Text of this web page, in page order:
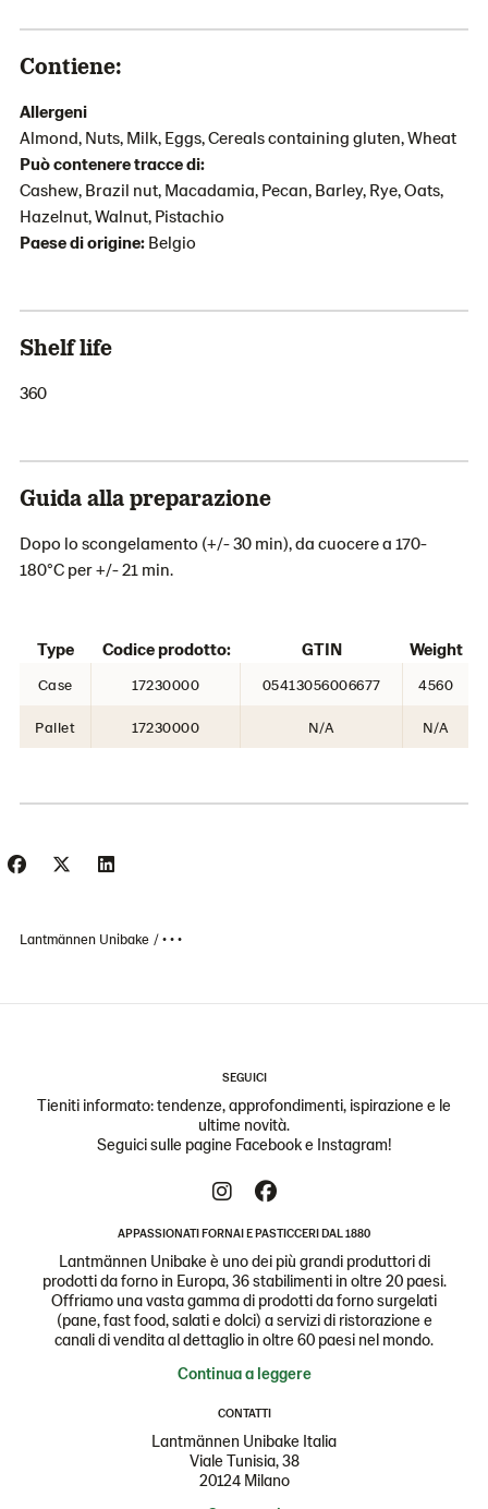
Contiene:
Allergeni
Almond, Nuts, Milk, Eggs, Cereals containing gluten, Wheat
Può contenere tracce di:
Cashew, Brazil nut, Macadamia, Pecan, Barley, Rye, Oats,
Hazelnut, Walnut, Pistachio
Paese di origine: Belgio
Shelf life
360
Guida alla preparazione
Dopo lo scongelamento (+/- 30 min), da cuocere a 170-
180°C per +/- 21 min.
Type Codice prodotto: GTIN Weight
Case 17230000 05413056006677 4560
Pallet 17230000 N/A N/A
Lantmännen Unibake • • •
SEGUICI
Tieniti informato: tendenze, approfondimenti, ispirazione e le
ultime novità.
Seguici sulle pagine Facebook e Instagram!
APPASSIONATI FORNAI E PASTICCERI DAL 1880
Lantmännen Unibake è uno dei più grandi produttori di
prodotti da forno in Europa, 36 stabilimenti in oltre 20 paesi.
Offriamo una vasta gamma di prodotti da forno surgelati
(pane, fast food, salati e dolci) a servizi di ristorazione e
canali di vendita al dettaglio in oltre 60 paesi nel mondo.
Continua a leggere
CONTATTI
Lantmännen Unibake Italia
Viale Tunisia, 38
20124 Milano